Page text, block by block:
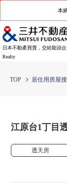
本
日本不動產買賣，交給龍頭
Realty
TOP 居住用房屋
江原台1丁目
透天房